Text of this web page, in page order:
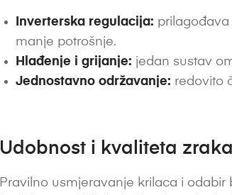
Inverterska regulacija:
manje potrošnje.
Hlađenje i grijanje: jedan sustav
Jednostavno održavanje: redovito
Udobnost i kvaliteta zraka
Pravilno usmjeravanje krilaca i